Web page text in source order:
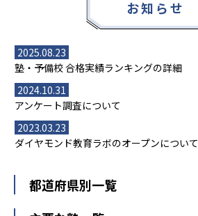
お知らせ
2025.08.23
塾・予備校 合格実績ランキングの詳細
2024.10.31
アンケート調査について
2023.03.23
ダイヤモンド教育ラボのオープンについて
都道府県別一覧